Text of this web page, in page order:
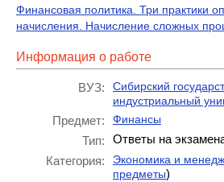
Финансовая политика. Три практики
начисления. Начисление сложных
Информация о работе
ВУЗ:
Сибирский
индустриальный
Предмет: Финансы
Тип:
Ответы на
Категория:
Экономика и
предметы)